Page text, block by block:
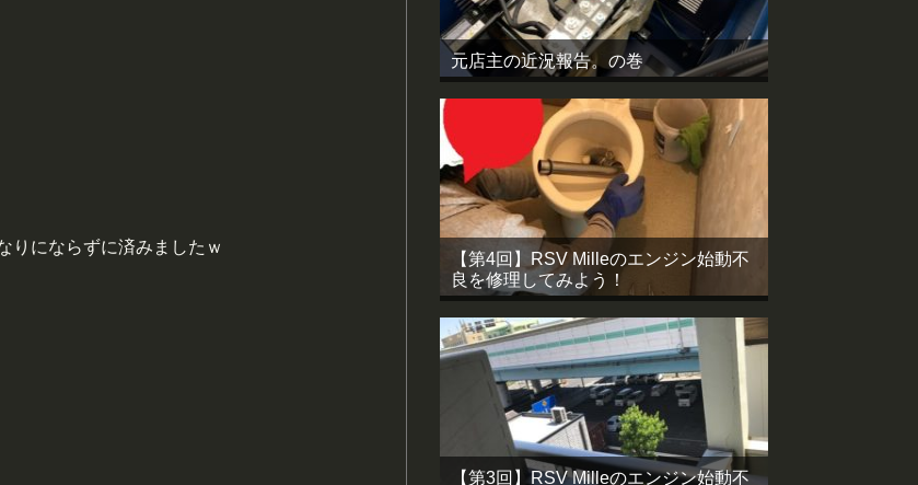
りにならずに済みましたｗ
元店主の近況報告。の巻
【第4回】RSV Milleのエンジン始動不
良を修理してみよう！
【第3回】RSV Milleのエンジン始動不